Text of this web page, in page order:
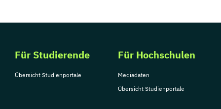
Für Studierende
Übersicht Studienportale
Für Hochschulen
Mediadaten
Übersicht Studienportale